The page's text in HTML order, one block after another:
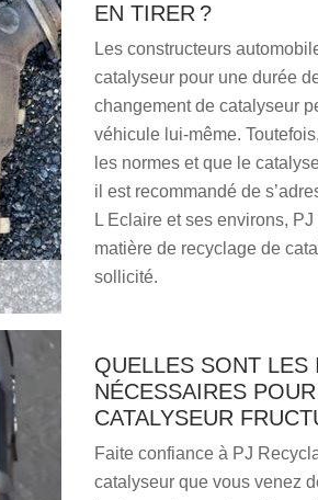
EN TIRER ?
Les constructeurs
catalyseur pour une durée
changement de catalyseur
véhicule lui-même.
les normes et que le
il est recommandé de
L Eclaire et ses environs,
matière de recyclage de
sollicité.
QUELLES SONT LES
NÉCESSAIRES
CATALYSEUR
Faite confiance à PJ
catalyseur que vous venez